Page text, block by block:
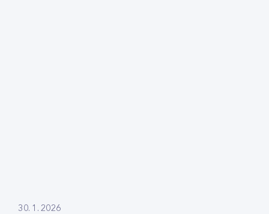
30. 1. 2026